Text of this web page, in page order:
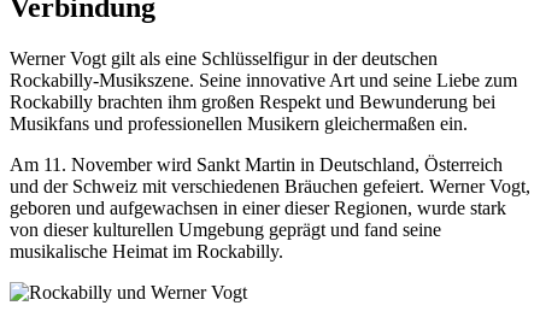
Verbindung
Werner Vogt gilt als eine Schlüsselfigur in der deutschen
Rockabilly-Musikszene. Seine innovative Art und seine Liebe zum
Rockabilly brachten ihm großen Respekt und Bewunderung bei
Musikfans und professionellen Musikern gleichermaßen ein.
Am 11. November wird Sankt Martin in Deutschland, Österreich
und der Schweiz mit verschiedenen Bräuchen gefeiert. Werner Vogt,
geboren und aufgewachsen in einer dieser Regionen, wurde stark
von dieser kulturellen Umgebung geprägt und fand seine
musikalische Heimat im Rockabilly.